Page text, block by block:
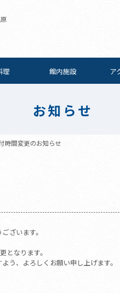
理 館内施設 ア
お知らせ
時間変更のお知らせ
ざいます。
となります。
う、よろしくお願い申し上げます。